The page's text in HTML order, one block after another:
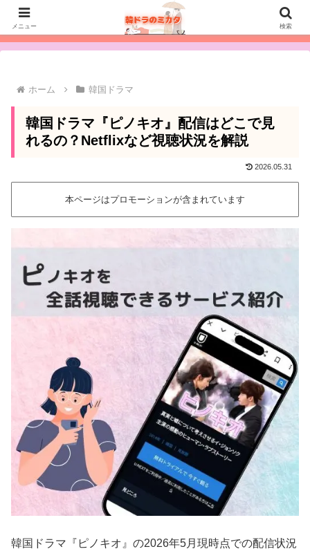
【韓国ドラマが見放題】おすすめの動画配信サービスを比較［タップして
見る］
ホーム 韓国ドラマ
韓国ドラマ『ピノキオ』配信はどこで見
れるの？Netflixなど視聴状況を解説
2026.05.31
本ページはプロモーションが含まれています
韓国ドラマ『ピノキオ』の2026年5月現時点での配信状況
メニュー 検索